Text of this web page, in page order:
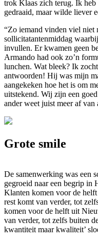
trok Klaas zich terug. Ik heb
gedraaid, maar wilde liever
“Zo iemand vinden viel niet
sollicitatantenmiddag
invullen. Er kwamen geen
Armando had ook zo’n
lunchen. Wat bleek? Ik
antwoorden! Hij was mijn
aangekeken hoe het is om
uitstekend. Wij zijn een
ander weet juist meer af van
Grote smile
De samenwerking was een
gegroeid naar een begrip in
Klanten komen voor de
rest komt van verder, tot
komen voor de helft uit
van verder, tot zelfs buiten
kwantiteit maar kwaliteit’